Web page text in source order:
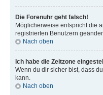
Die Forenuhr geht falsch!
Möglicherweise entspricht die
registrierten Benutzern
Nach oben
Ich habe die Zeitzone
Wenn du dir sicher bist, dass
kann.
Nach oben